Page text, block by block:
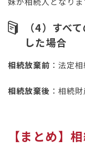
（4）すべ
した場合
相続放棄前 ：法定
相続放棄後 ：相続
【まとめ】